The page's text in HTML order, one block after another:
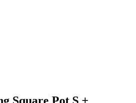
Square Pot S +